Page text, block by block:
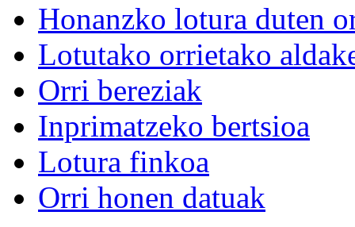
Honanzko lotura duten
Lotutako orrietako
Orri bereziak
Inprimatzeko bertsioa
Lotura finkoa
Orri honen datuak